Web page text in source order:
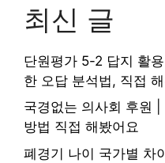
최신 글
단원평가 5-2 답지 활
한 오답 분석법, 직접
국경없는 의사회 후원
방법 직접 해봤어요
폐경기 나이 국가별 차